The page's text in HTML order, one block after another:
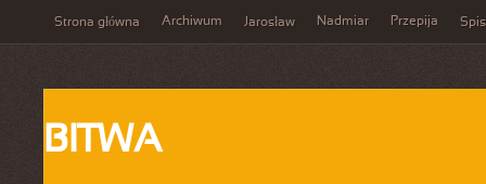
Strona główna Archiwum Jarosław Nadmiar Przepija
BITWA